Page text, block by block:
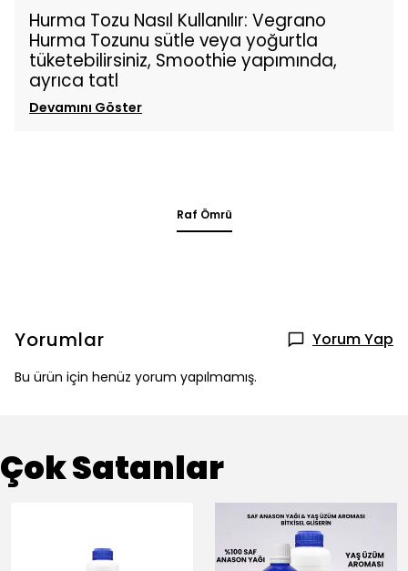
Hurma Tozu Nasıl Kullanılır: Vegrano
Hurma Tozunu sütle veya yoğurtla
tüketebilirsiniz, Smoothie yapımında,
ayrıca tatl
Devamını Göster
Raf Ömrü
Yorumlar Yorum Yap
Bu ürün için henüz yorum yapılmamış.
Çok Satanlar